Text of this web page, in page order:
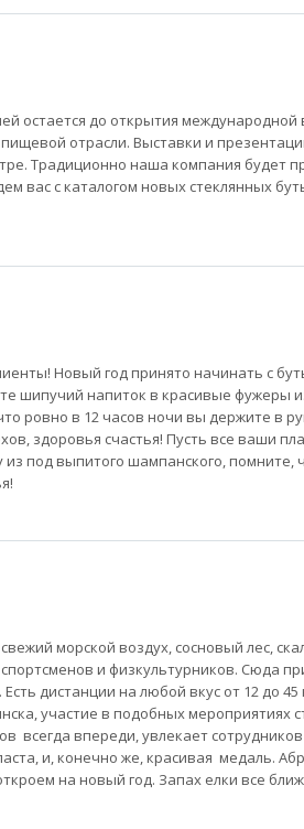
остается до открытия
отрасли. Выставки и
Традиционно наша компания будет
вас с каталогом новых стеклянных
Новый год принято начинать с
шипучий напиток в красивые фужеры
ровно в 12 часов ночи вы держите в
здоровья счастья! Пусть все ваши
из под выпитого шампанского,
морской воздух, сосновый лес,
спортсменов и физкультурников. Сюда
дистанции на любой вкус от 12 до 45
участие в подобных
всегда впереди, увлекает
и, конечно же, красивая медаль.
на новый год. Запах елки все